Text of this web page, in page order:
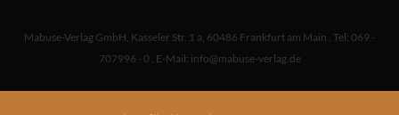
Mabuse-Verlag GmbH, Kasseler Str. 1 a, 60486 Frankfurt am Main , Tel: 069 -
707996 - 0 , E-Mail: info@mabuse-verlag.de